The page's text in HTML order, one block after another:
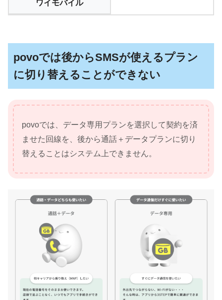
ワイモバイル
povoでは後からSMSが使えるプラン
に切り替えることができない
povoでは、データ専用プランを選択して契約を済
ませた回線を、後から通話＋データプランに切り
替えることはシステム上できません。